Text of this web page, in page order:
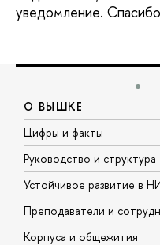
уведомление. Спасибо
О ВЫШКЕ
Цифры и факты
Руководство и структура
Устойчивое развитие в
Преподаватели и
Корпуса и общежития